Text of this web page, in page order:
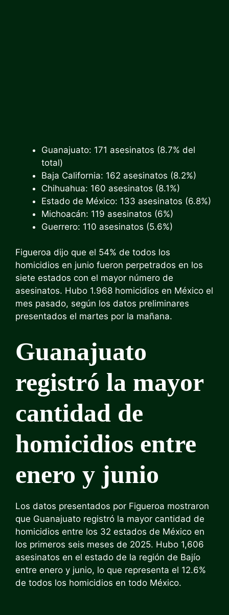
Guanajuato: 171 asesinatos (8.7% del
total)
Baja California: 162 asesinatos (8.2%)
Chihuahua: 160 asesinatos (8.1%)
Estado de México: 133 asesinatos (6.8%)
Michoacán: 119 asesinatos (6%)
Guerrero: 110 asesinatos (5.6%)
Figueroa dijo que el 54% de todos los
homicidios en junio fueron perpetrados en los
siete estados con el mayor número de
asesinatos. Hubo 1.968 homicidios en México el
mes pasado, según los datos preliminares
presentados el martes por la mañana.
Guanajuato
registró la mayor
cantidad de
homicidios entre
enero y junio
Los datos presentados por Figueroa mostraron
que Guanajuato registró la mayor cantidad de
homicidios entre los 32 estados de México en
los primeros seis meses de 2025. Hubo 1,606
asesinatos en el estado de la región de Bajío
entre enero y junio, lo que representa el 12.6%
de todos los homicidios en todo México.